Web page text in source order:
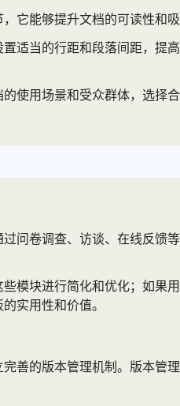
它能够提升文档的可读性和
适当的行距和段落间距，提
使用场景和受众群体，选择
问卷调查、访谈、在线反馈
模块进行简化和优化；如果
实用性和价值。
善的版本管理机制。版本管